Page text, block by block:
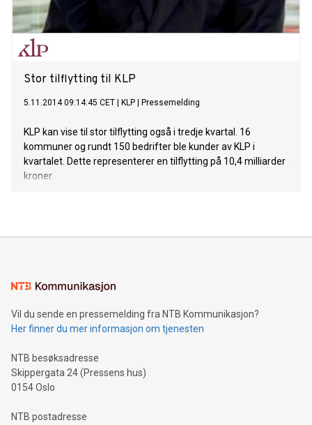
Stor tilflytting til KLP
5.11.2014 09:14:45 CET KLP Pressemelding
KLP kan vise til stor tilflytting også i tredje kvartal. 16
kommuner og rundt 150 bedrifter ble kunder av KLP i
kvartalet. Dette representerer en tilflytting på 10,4 milliarder
kroner.
Vil du sende en pressemelding fra NTB Kommunikasjon?
Her finner du mer informasjon om tjenesten
NTB besøksadresse
Skippergata 24 (Pressens hus)
0154 Oslo
NTB postadresse